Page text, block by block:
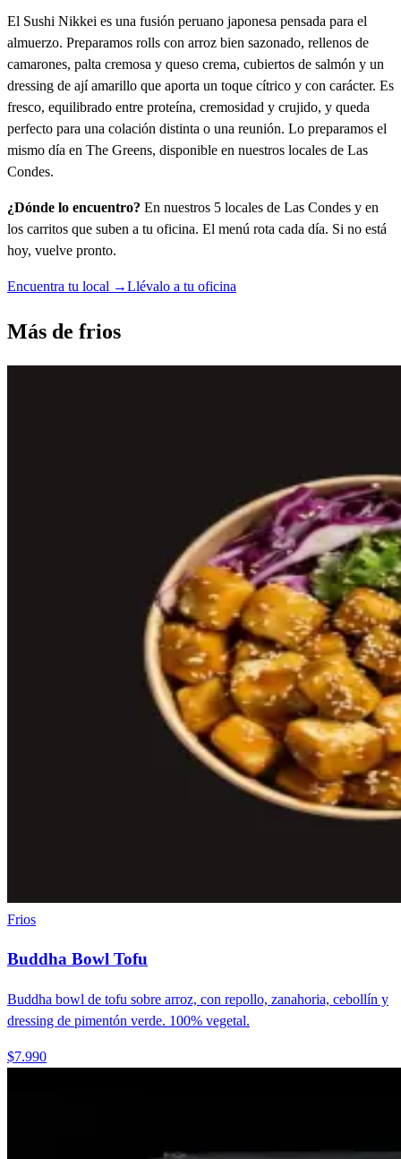
El Sushi Nikkei es una fusión peruano japonesa pensada para el
almuerzo. Preparamos rolls con arroz bien sazonado, rellenos de
camarones, palta cremosa y queso crema, cubiertos de salmón y un
dressing de ají amarillo que aporta un toque cítrico y con carácter. Es
fresco, equilibrado entre proteína, cremosidad y crujido, y queda
perfecto para una colación distinta o una reunión. Lo preparamos el
mismo día en The Greens, disponible en nuestros locales de Las
Condes.
¿Dónde lo encuentro? En nuestros 5 locales de Las Condes y en
los carritos que suben a tu oficina. El menú rota cada día. Si no está
hoy, vuelve pronto.
Encuentra tu local →Llévalo a tu oficina
Más de frios
Frios
Buddha Bowl Tofu
Buddha bowl de tofu sobre arroz, con repollo, zanahoria, cebollín y
dressing de pimentón verde. 100% vegetal.
$7.990